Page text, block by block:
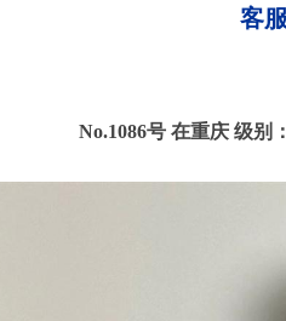
客
No.1086号 在重庆 级别